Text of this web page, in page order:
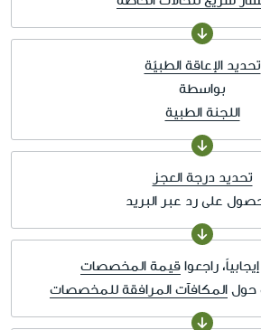
تحديد الإعاقة الطبيّة
بواسطة
اللجنة الطبية
تحديد درجة العجز
على رد عبر البريد
راجعوا قيمة المخصصات
حول المكافآت المرافقة للمخصصات